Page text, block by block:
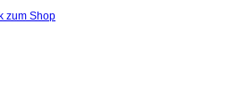
zum Shop